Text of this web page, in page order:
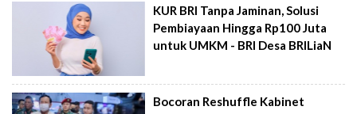
KUR BRI Tanpa Jaminan, Solusi
Pembiayaan Hingga Rp100 Juta
untuk UMKM - BRI Desa BRILiaN
Bocoran Reshuffle Kabinet